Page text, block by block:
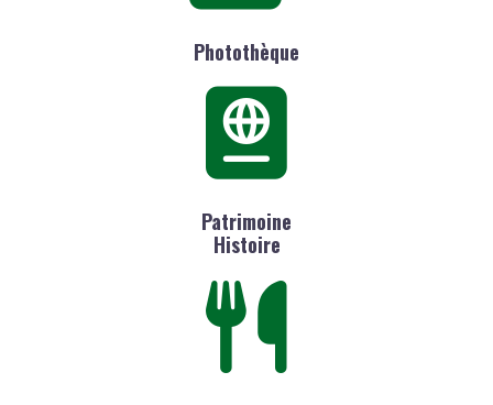
Photothèque
Patrimoine
Histoire